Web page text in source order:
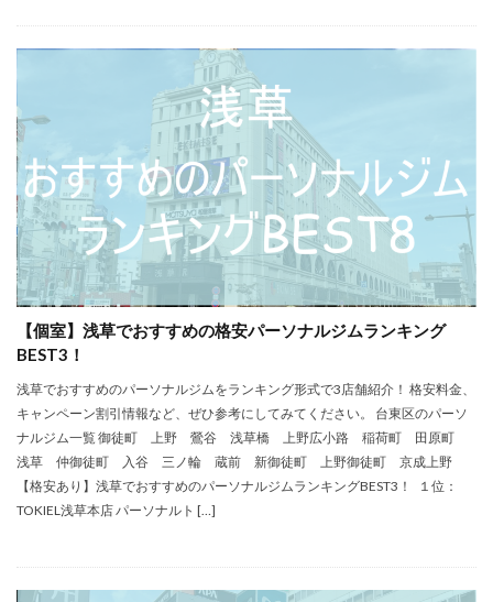
【個室】浅草でおすすめの格安パーソナルジムランキング
BEST3！
浅草でおすすめのパーソナルジムをランキング形式で3店舗紹介！ 格安料金、
キャンペーン割引情報など、ぜひ参考にしてみてください。 台東区のパーソ
ナルジム一覧 御徒町 上野 鶯谷 浅草橋 上野広小路 稲荷町 田原町
浅草 仲御徒町 入谷 三ノ輪 蔵前 新御徒町 上野御徒町 京成上野
【格安あり】浅草でおすすめのパーソナルジムランキングBEST3！ １位：
TOKIEL浅草本店 パーソナルト […]